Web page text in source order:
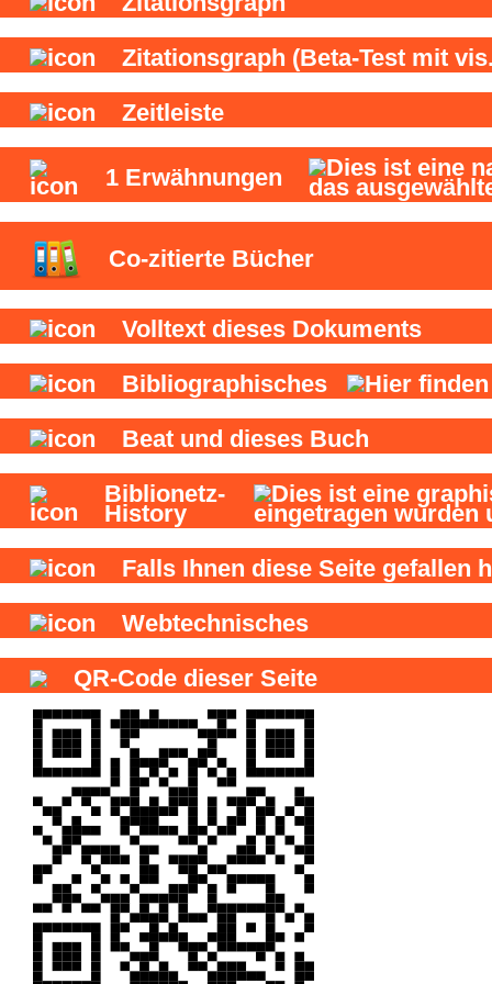
Zitationsgraph (Beta-Test mit
Zeitleiste
1 Erwähnungen
Co-zitierte Bücher
Volltext dieses Dokuments
Bibliographisches
Beat und dieses Buch
Biblionetz-
History
Falls Ihnen diese Seite gefallen
Webtechnisches
QR-Code dieser Seite